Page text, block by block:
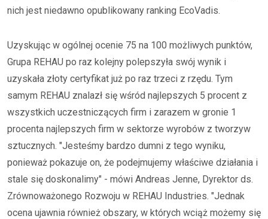
nich jest niedawno opublikowany ranking EcoVadis.
Uzyskując w ogólnej ocenie 75 na 100 możliwych punktów,
Grupa REHAU po raz kolejny polepszyła swój wynik i
uzyskała złoty certyfikat już po raz trzeci z rzędu. Tym
samym REHAU znalazł się wśród najlepszych 5 procent z
wszystkich uczestniczących firm i zarazem w gronie 1
procenta najlepszych firm w sektorze wyrobów z tworzyw
sztucznych. "Jesteśmy bardzo dumni z tego wyniku,
ponieważ pokazuje on, że podejmujemy właściwe działania i
stale się doskonalimy" - mówi Andreas Jenne, Dyrektor ds.
Zrównoważonego Rozwoju w REHAU Industries. "Jednak
ocena ujawnia również obszary, w których wciąż możemy się